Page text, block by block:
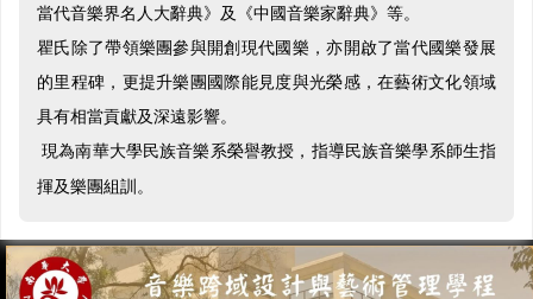
當代音樂界名人大辭典》及《中國音樂家辭典》等。
瞿氏除了帶領樂團參與開創現代國樂，亦開啟了當代國樂發展
的里程碑，更提升樂團國際能見度與光榮感，在藝術文化領域
具有相當貢獻及深遠影響。
現為南華大學民族音樂系榮譽教授，指導民族音樂學系師生指
揮及樂團組訓。